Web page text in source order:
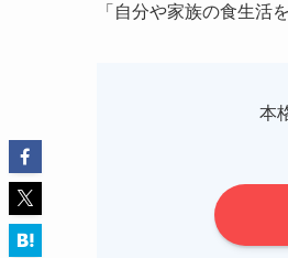
「自分や家族の食生活
本